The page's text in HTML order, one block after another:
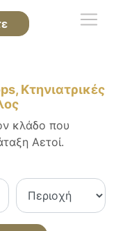
Κτηνιατρικές
κλάδο που
Αετοί.